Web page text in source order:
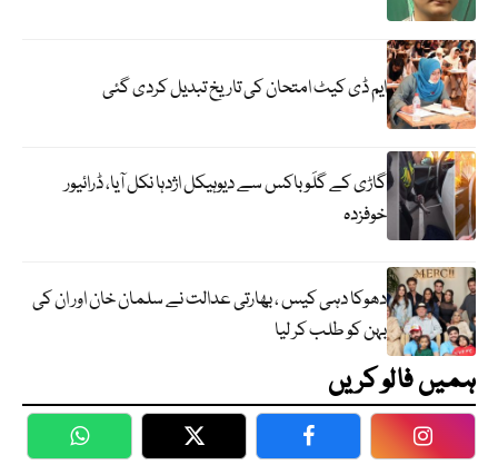
ایم ڈی کیٹ امتحان کی تاریخ تبدیل کردی گئی
گاڑی کے گلَو باکس سے دیوہیکل اژدہا نکل آیا، ڈرائیور
خوفزدہ
دھوکا دہی کیس ، بھارتی عدالت نے سلمان خان اور ان کی
بہن کو طلب کر لیا
ہمیں فالو کریں
WhatsApp Twitter Facebook